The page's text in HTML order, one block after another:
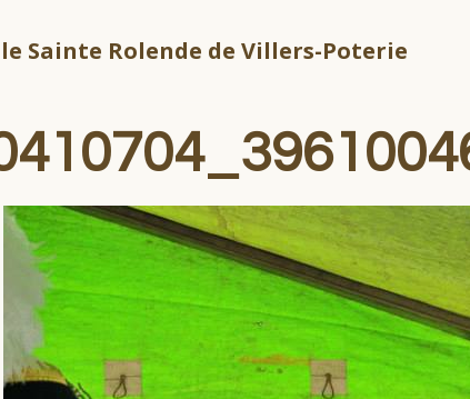
Sainte Rolende de Villers-Poterie